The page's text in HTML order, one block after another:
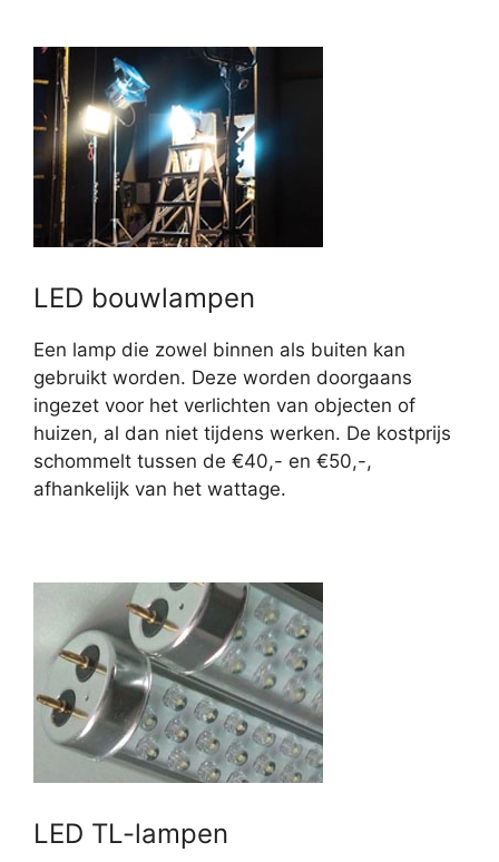
LED bouwlampen
Een lamp die zowel binnen als buiten kan
gebruikt worden. Deze worden doorgaans
ingezet voor het verlichten van objecten of
huizen, al dan niet tijdens werken. De kostprijs
schommelt tussen de €40,- en €50,-,
afhankelijk van het wattage.
LED TL-lampen